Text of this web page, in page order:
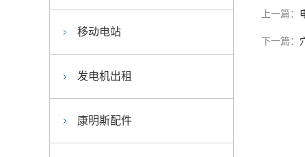
上一篇：
下一篇：
移动电站
发电机出租
康明斯配件